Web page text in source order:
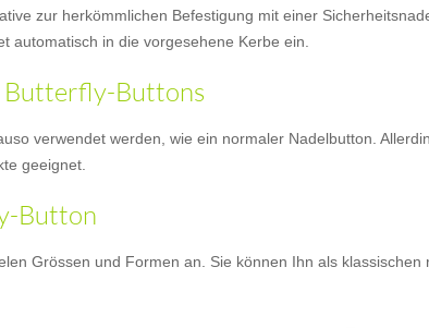
zur herkömmlichen Befestigung mit einer
automatisch in die vorgesehene Kerbe ein.
Butterfly-Buttons
verwendet werden, wie ein normaler Nadelbutton.
geeignet.
Button
Grössen und Formen an. Sie können Ihn als